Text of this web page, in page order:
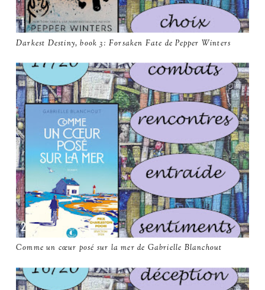
Darkest Destiny, book 3: Forsaken Fate de Pepper Winters
Comme un cœur posé sur la mer de Gabrielle Blanchout